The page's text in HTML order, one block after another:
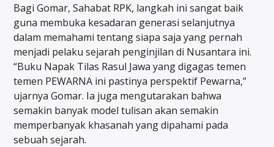
Bagi Gomar, Sahabat RPK, langkah ini sangat baik
guna membuka kesadaran generasi selanjutnya
dalam memahami tentang siapa saja yang pernah
menjadi pelaku sejarah penginjilan di Nusantara ini.
“Buku Napak Tilas Rasul Jawa yang digagas temen
temen PEWARNA ini pastinya perspektif Pewarna,”
ujarnya Gomar. Ia juga mengutarakan bahwa
semakin banyak model tulisan akan semakin
memperbanyak khasanah yang dipahami pada
sebuah sejarah.